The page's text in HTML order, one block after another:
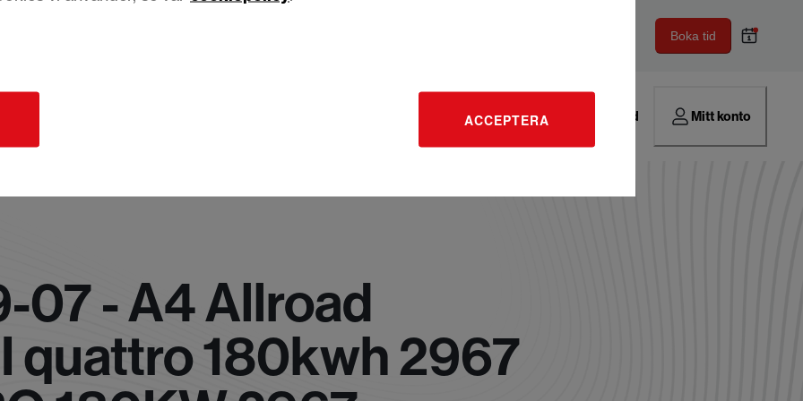
ACCEPTERA
Boka tid
Hitta verkstad Mitt konto
07 - A4 Allroad
quattro 180kwh 2967